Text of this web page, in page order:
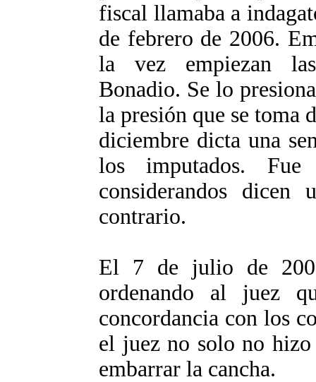
fiscal llamaba a
de febrero de 2006.
la vez empiezan
Bonadio. Se lo
la presión que se toma
diciembre dicta una
los imputados.
considerandos
contrario.
El 7 de julio de
ordenando al juez
concordancia con los
el juez no solo no
embarrar la cancha.